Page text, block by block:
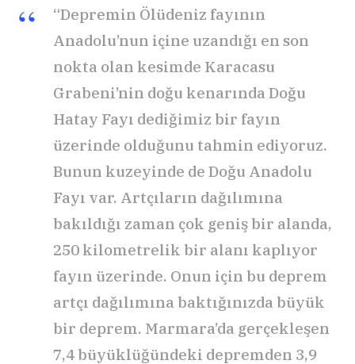
“Depremin Ölüdeniz fayının
Anadolu’nun içine uzandığı en son
nokta olan kesimde Karacasu
Grabeni’nin doğu kenarında Doğu
Hatay Fayı dediğimiz bir fayın
üzerinde olduğunu tahmin ediyoruz.
Bunun kuzeyinde de Doğu Anadolu
Fayı var. Artçıların dağılımına
bakıldığı zaman çok geniş bir alanda,
250 kilometrelik bir alanı kaplıyor
fayın üzerinde. Onun için bu deprem
artçı dağılımına baktığınızda büyük
bir deprem. Marmara’da gerçekleşen
7,4 büyüklüğündeki depremden 3,9